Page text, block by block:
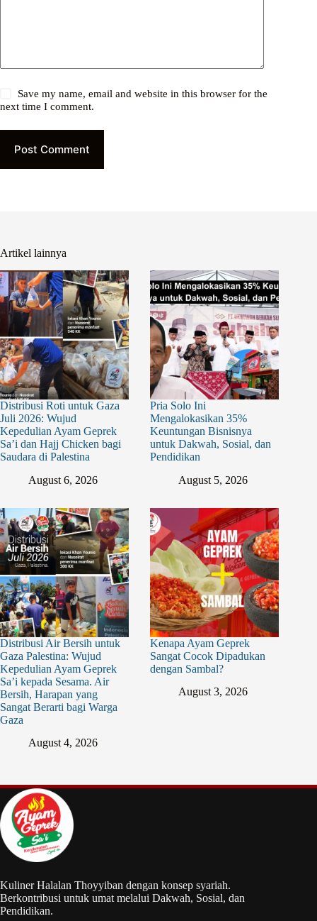
Save my name, email and website in this browser for the
next time I comment.
Post Comment
Artikel lainnya
Distribusi Roti untuk Gaza
Juli 2026: Wujud
Kepedulian Ayam Geprek
Sa’i dan Hajj Chicken bagi
Saudara di Palestina
August 6, 2026
Pria Solo Ini
Mengalokasikan 35%
Keuntungan Bisnisnya
untuk Dakwah, Sosial, dan
Pendidikan
August 5, 2026
Distribusi Air Bersih untuk
Gaza Palestina: Wujud
Kepedulian Ayam Geprek
Sa’i kepada Sesama. Air
Bersih, Harapan yang
Sangat Berarti bagi Warga
Gaza
August 4, 2026
Kenapa Ayam Geprek
Sangat Cocok Dipadukan
dengan Sambal?
August 3, 2026
Kuliner Halalan Thoyyiban dengan konsep syariah.
Berkontribusi untuk umat melalui Dakwah, Sosial, dan
Pendidikan.